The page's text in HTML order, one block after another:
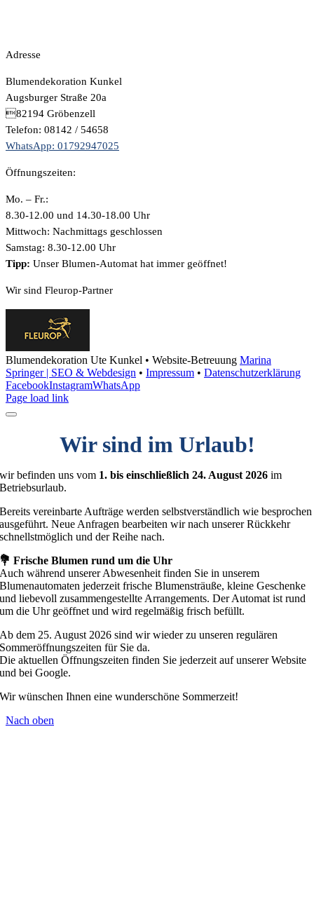
Adresse
Blumendekoration Kunkel
Augsburger Straße 20a
82194 Gröbenzell
Telefon: 08142 / 54658
WhatsApp: 01792947025
Öffnungszeiten:
Mo. – Fr.:
8.30-12.00 und 14.30-18.00 Uhr
Mittwoch: Nachmittags geschlossen
Samstag: 8.30-12.00 Uhr
Tipp: Unser Blumen-Automat hat immer geöffnet!
Wir sind Fleurop-Partner
Blumendekoration Ute Kunkel • Website-Betreuung Marina
Springer | SEO & Webdesign • Impressum • Datenschutzerklärung
FacebookInstagramWhatsApp
Page load link
Wir sind im Urlaub!
wir befinden uns vom 1. bis einschließlich 24. August 2026 im
Betriebsurlaub.
Bereits vereinbarte Aufträge werden selbstverständlich wie besprochen
ausgeführt. Neue Anfragen bearbeiten wir nach unserer Rückkehr
schnellstmöglich und der Reihe nach.
💐 Frische Blumen rund um die Uhr
Auch während unserer Abwesenheit finden Sie in unserem
Blumenautomaten jederzeit frische Blumensträuße, kleine Geschenke
und liebevoll zusammengestellte Arrangements. Der Automat ist rund
um die Uhr geöffnet und wird regelmäßig frisch befüllt.
Ab dem 25. August 2026 sind wir wieder zu unseren regulären
Sommeröffnungszeiten für Sie da.
Die aktuellen Öffnungszeiten finden Sie jederzeit auf unserer Website
und bei Google.
Wir wünschen Ihnen eine wunderschöne Sommerzeit!
Nach oben